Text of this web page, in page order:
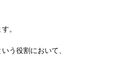
。
う役割において、